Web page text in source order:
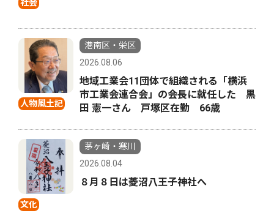
社会
人物風土記
港南区・栄区
2026.08.06
地域工業会11団体で組織される「横浜
市工業会連合会」の会長に就任した 黒
田 憲一さん 戸塚区在勤 66歳
文化
茅ヶ崎・寒川
2026.08.04
８月８日は菱沼八王子神社へ